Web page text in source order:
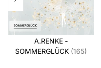
A.RENKE -
SOMMERGLÜCK (165)